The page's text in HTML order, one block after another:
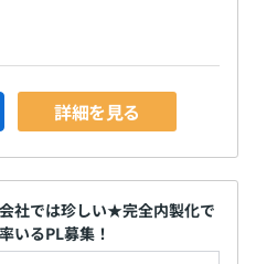
詳細を見る
社では珍しい★完全内製化で
いるPL募集！